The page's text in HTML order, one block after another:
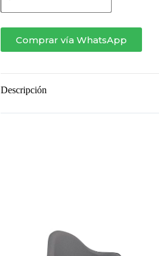
CON
BALANCEO
cantidadComprar vía WhatsApp
Descripción